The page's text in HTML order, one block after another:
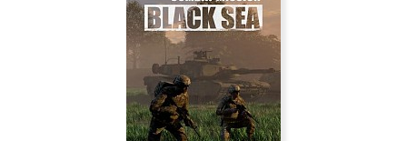
Theater of Carnage